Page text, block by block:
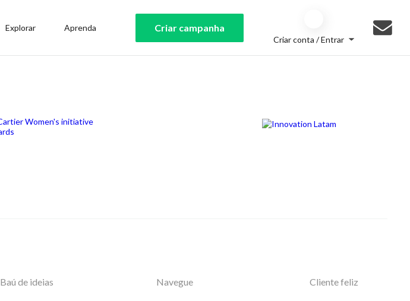
Explorar Aprenda Criar campanha
Criar conta / Entrar
Baú de ideias Navegue Cliente feliz